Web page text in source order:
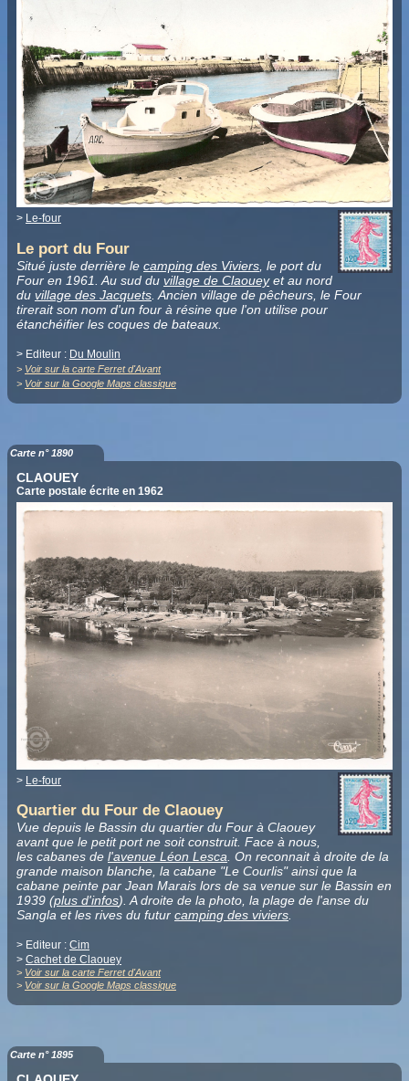
> Le-four
Le port du Four
Situé juste derrière le camping des Viviers , le port du
Four en 1961. Au sud du village de Claoueyet au nord
du village des Jacquets . Ancien village de pêcheurs, le Four
tirerait son nom d'un four à résine que l'on utilise pour
étanchéifier les coques de bateaux.
> Editeur : Du Moulin
> Voir sur la carte Ferret d'Avant
> Voir sur la Google Maps classique
Carte n° 1890
CLAOUEY
Carte postale écrite en 1962
> Le-four
Quartier du Four de Claouey
Vue depuis le Bassin du quartier du Four à Claouey
avant que le petit port ne soit construit. Face à nous,
les cabanes de l'avenue Léon Lesca. On reconnait à droite de la
grande maison blanche, la cabane "Le Courlis" ainsi que la
cabane peinte par Jean Marais lors de sa venue sur le Bassin en
1939 (plus d'infos). A droite de la photo, la plage de l'anse du
Sangla et les rives du futur camping des viviers.
> Editeur : Cim
> Cachet de Claouey
> Voir sur la carte Ferret d'Avant
> Voir sur la Google Maps classique
Carte n° 1895